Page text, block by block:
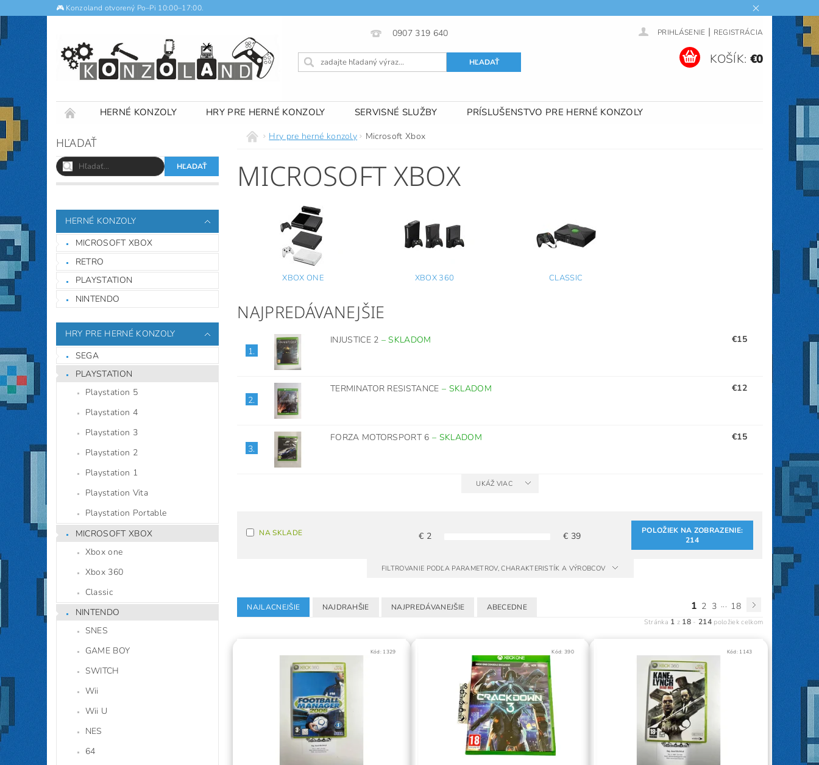
🎮 Konzoland otvorený Po–Pi 10:00–17:00.
0907 319 640 PRIHLÁSENIE | REGISTRÁCIA
KOŠÍK: €0
HERNÉ KONZOLY HRY PRE HERNÉ KONZOLY SERVISNÉ SLUŽBY
PRÍSLUŠENSTVO PRE HERNÉ KONZOLY
NOTEBOOKY
OBCHODNÉ PODMIENKY KONTAKTY
HĽADAŤ
HERNÉ KONZOLY
MICROSOFT XBOX
RETRO
PLAYSTATION
NINTENDO
HRY PRE HERNÉ KONZOLY
SEGA
PLAYSTATION
Playstation 5
Playstation 4
Playstation 3
Playstation 2
Playstation 1
Playstation Vita
Playstation Portable
MICROSOFT XBOX
Xbox one
Xbox 360
Classic
NINTENDO
SNES
GAME BOY
SWITCH
Wii
Wii U
NES
64
Hry pre herné konzoly Microsoft Xbox
MICROSOFT XBOX
XBOX ONE XBOX 360 CLASSIC
NAJPREDÁVANEJŠIE
1.
INJUSTICE 2 –SKLADOM €15
2.
TERMINATOR RESISTANCE – SKLADOM €12
3.
FORZA MOTORSPORT 6– SKLADOM €15
UKÁŽ VIAC
NA SKLADE € 2 € 39
POLOŽIEK NA ZOBRAZENIE:
214
FILTROVANIE PODĽA PARAMETROV, CHARAKTERISTÍK A VÝROBCOV
NAJLACNEJŠIE NAJDRAHŠIE NAJPREDÁVANEJŠIE ABECEDNE 1 2 3 ... 18
Stránka 1 z 18 -214 položiek celkom
Kód: 1329 Kód:390 Kód: 1143